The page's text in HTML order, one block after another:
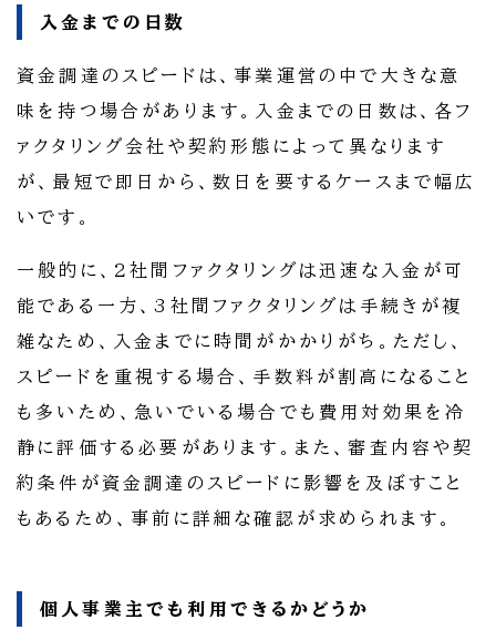
入金までの日数
資金調達のスピードは、事業運営の中で大きな意
味を持つ場合があります。入金までの日数は、各フ
ァクタリング会社や契約形態によって異なります
が、最短で即日から、数日を要するケースまで幅広
いです。
一般的に、2社間ファクタリングは迅速な入金が可
能である一方、3社間ファクタリングは手続きが複
雑なため、入金までに時間がかかりがち。ただし、
スピードを重視する場合、手数料が割高になること
も多いため、急いでいる場合でも費用対効果を冷
静に評価する必要があります。また、審査内容や契
約条件が資金調達のスピードに影響を及ぼすこと
もあるため、事前に詳細な確認が求められます。
個人事業主でも利用できるかどうか